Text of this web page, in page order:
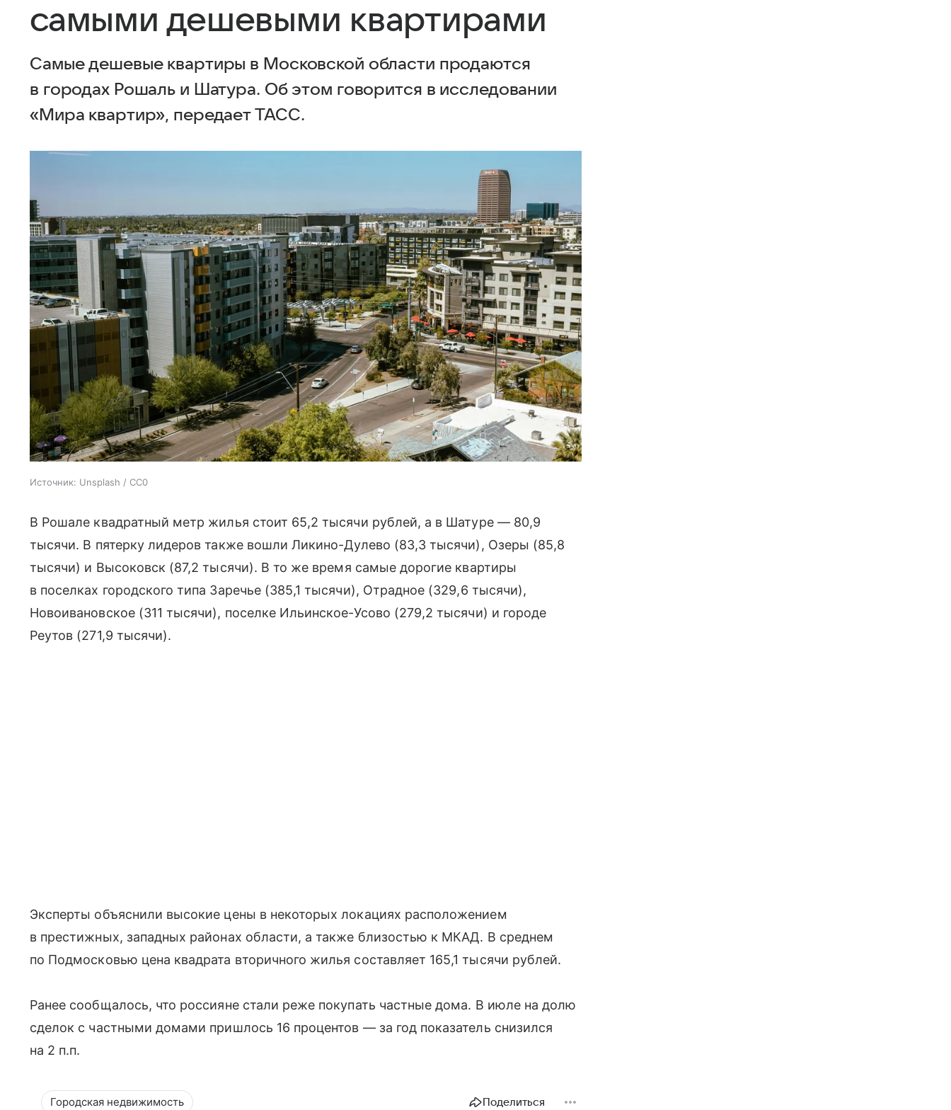
самыми дешевыми квартирами
Самые дешевые квартиры в Московской области продаются
в городах Рошаль и Шатура. Об этом говорится в исследовании
«Мира квартир», передает ТАСС.
Источник: Unsplash / CC0
В Рошале квадратный метр жилья стоит 65,2 тысячи рублей, а в Шатуре — 80,9
тысячи. В пятерку лидеров также вошли Ликино-Дулево (83,3 тысячи), Озеры (85,8
тысячи) и Высоковск (87,2 тысячи). В то же время самые дорогие квартиры
в поселках городского типа Заречье (385,1 тысячи), Отрадное (329,6 тысячи),
Новоивановское (311 тысячи), поселке Ильинское-Усово (279,2 тысячи) и городе
Реутов (271,9 тысячи).
Эксперты объяснили высокие цены в некоторых локациях расположением
в престижных, западных районах области, а также близостью к МКАД. В среднем
по Подмосковью цена квадрата вторичного жилья составляет 165,1 тысячи рублей.
Ранее сообщалось, что россияне стали реже покупать частные дома. В июле на долю
сделок с частными домами пришлось 16 процентов — за год показатель снизился
на 2 п.п.
Городская недвижимость Поделиться